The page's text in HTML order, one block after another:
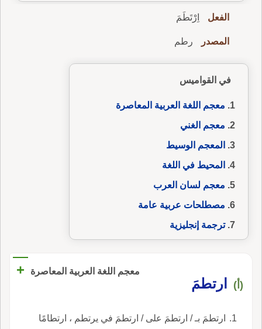
الفعل اِرْتَطَمَ
المصدر رطم
في القواميس
معجم اللغة العربية المعاصرة
معجم الغني
المعجم الوسيط
المحيط في اللغة
معجم لسان العرب
مصطلحات عربية عامة
ترجمة إنجليزية
معجم اللغة العربية المعاصرة +
(أ) ارتطمَ
ارتطمَ بـ / ارتطمَ على / ارتطمَ في يرتطم ، ارتطامًا